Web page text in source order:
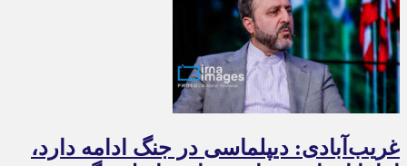
غریب‌آبادی: دیپلماسی در جنگ ادامه دارد،